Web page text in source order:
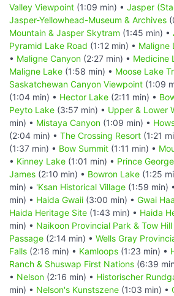
Valley Viewpoint (1:09 min) • Jasper
Jasper-Yellowhead-Museum & Archives
Mountain & Jasper Skytram (1:45 min) •
Pyramid Lake Road (1:12 min) • Maligne
• Maligne Canyon (2:27 min) • Medicine
Maligne Lake (1:58 min) • Moose Lake
Saskatchewan Canyon Viewpoint (1:09
(1:04 min) • Hector Lake (2:11 min) •
Peyto Lake (3:57 min) • Upper & Lower
min) • Mistaya Canyon (1:09 min) •
(2:04 min) • The Crossing Resort (1:21
(1:37 min) • Bow Summit (1:11 min) •
• Kinney Lake (1:01 min) • Prince George
James (2:10 min) • Bowron Lake (1:25
min) • 'Ksan Historical Village (1:59 min) •
min) • Haida Gwaii (3:00 min) • Gwai
Haida Heritage Site (1:43 min) • Haida
min) • Naikoon Provincial Park & Tow Hill
Passage (2:14 min) • Wells Gray
Falls (2:16 min) • Kamloops (1:23 min) •
Ranch & Shuswap First Nations (6:39
• Nelson (2:16 min) • Historischer
min) • Nelson's Kunstszene (1:03 min) •